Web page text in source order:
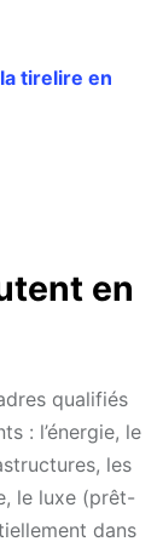
tirelire en
en
qualifiés
: l’énergie, le
les
le luxe (prêt-
dans